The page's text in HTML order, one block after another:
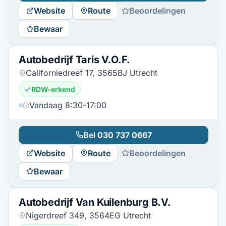
Website
Route
Beoordelingen
Bewaar
Autobedrijf Taris V.O.F.
Californiedreef 17, 3565BJ Utrecht
RDW-erkend
Vandaag 8:30-17:00
Bel 030 737 0667
Website
Route
Beoordelingen
Bewaar
Autobedrijf Van Kuilenburg B.V.
Nigerdreef 349, 3564EG Utrecht